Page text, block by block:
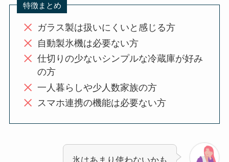
特徴まとめ
ガラス製は扱いにくいと感じる方
自動製氷機は必要ない方
仕切りの少ないシンプルな冷蔵庫が好み
の方
一人暮らしや少人数家族の方
スマホ連携の機能は必要ない方